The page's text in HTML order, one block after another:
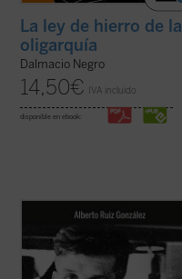
La ley de hierro de la
oligarquía
Dalmacio Negro
14,50€ IVA incluido
disponible en ebook:
Mario Borzaga, natural de Trento, había
llegado a Laos en 1957, recién ordenado
sacerdote. Fue martirizado poco después,
en 1960, a sus 27 años. Escribió un
precioso diario que da voz a su vocación de
misionero oblato, que ilumina la ...
(ver